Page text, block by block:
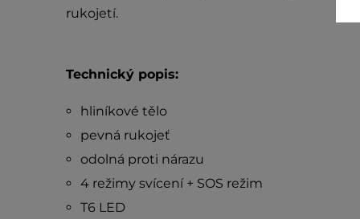
rukojetí.
Technický popis:
hliníkové tělo
pevná rukojeť
odolná proti nárazu
4 režimy svícení + SOS režim
T6 LED